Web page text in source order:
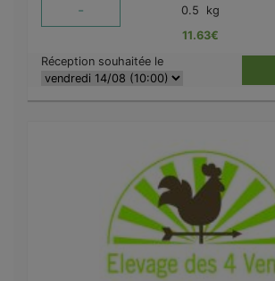
- 0.5 kg
11.63€
Réception souhaitée le